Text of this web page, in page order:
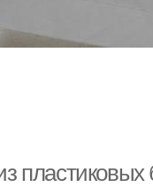
пластиковых